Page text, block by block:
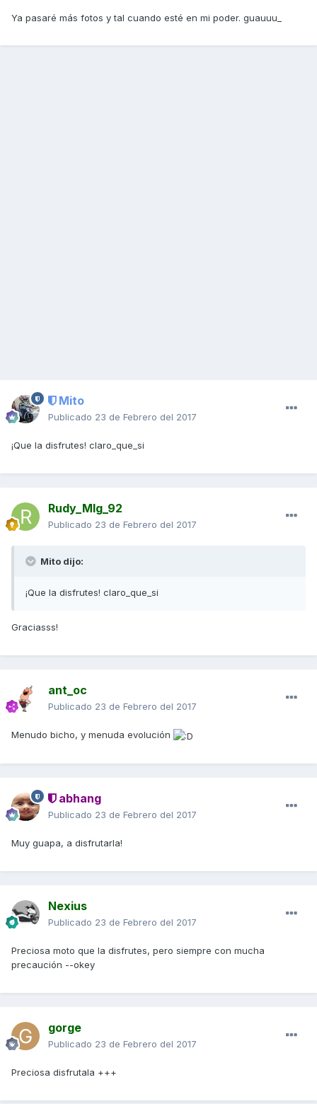
Ya pasaré más fotos y tal cuando esté en mi poder. guauuu_
Mito
Publicado 23 de Febrero del 2017
¡Que la disfrutes! claro_que_si
Rudy_Mlg_92
Publicado 23 de Febrero del 2017
Mito dijo:
¡Que la disfrutes! claro_que_si
Graciasss!
ant_oc
Publicado 23 de Febrero del 2017
Menudo bicho, y menuda evolución
abhang
Publicado 23 de Febrero del 2017
Muy guapa, a disfrutarla!
Nexius
Publicado 23 de Febrero del 2017
Preciosa moto que la disfrutes, pero siempre con mucha
precaución --okey
gorge
Publicado 23 de Febrero del 2017
Preciosa disfrutala +++